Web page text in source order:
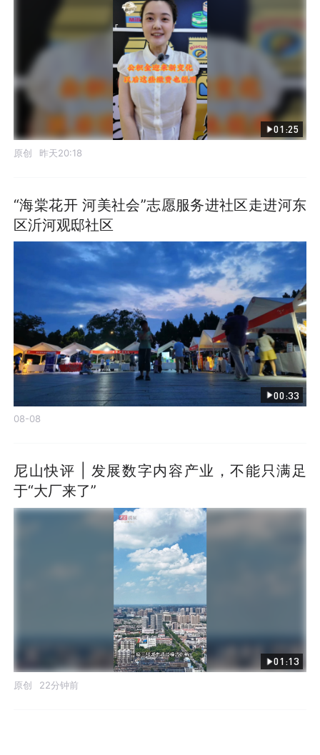
01:25
原创 昨天20:18
“海棠花开 河美社会”志愿服务进社区走进河东
区沂河观邸社区
00:33
08-08
尼山快评 | 发展数字内容产业，不能只满足
于“大厂来了”
01:13
原创 22分钟前